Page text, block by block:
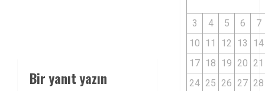
Bir yanıt yazın
3 4 5 6
7
10 11 12 13
14
17 18 19 20 21
24 25 26 27 28